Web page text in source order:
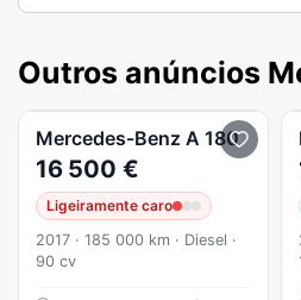
Outros anúncios
Mercedes-Benz A 180
16 500 €
Ligeiramente caro
2017 · 185 000 km · Diesel ·
90 cv